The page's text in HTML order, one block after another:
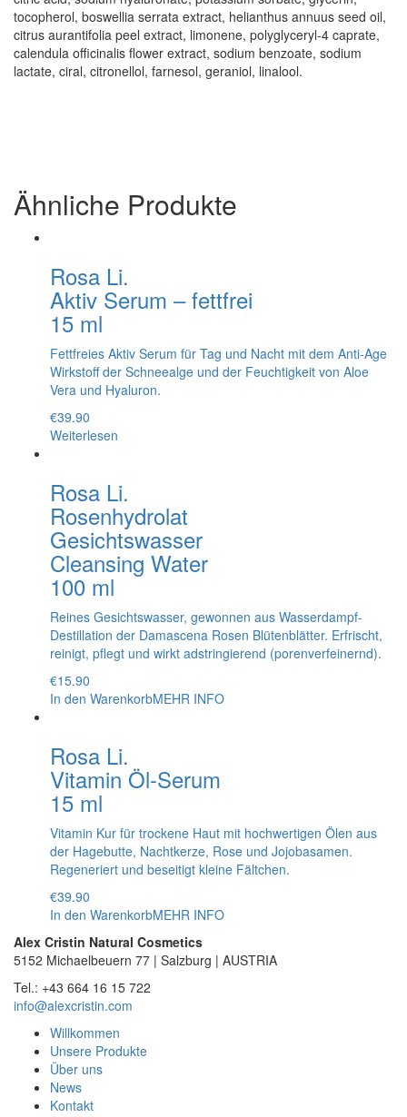
tocopherol, boswellia serrata extract, helianthus annuus seed oil,
citrus aurantifolia peel extract, limonene, polyglyceryl-4 caprate,
calendula officinalis flower extract, sodium benzoate, sodium
lactate, ciral, citronellol, farnesol, geraniol, linalool.
Ähnliche Produkte
Rosa Li.
Aktiv Serum – fettfrei
15 ml
Fettfreies Aktiv Serum für Tag und Nacht mit dem Anti-Age
Wirkstoff der Schneealge und der Feuchtigkeit von Aloe
Vera und Hyaluron.
€39.90
Weiterlesen
Rosa Li.
Rosenhydrolat
Gesichtswasser
Cleansing Water
100 ml
Reines Gesichtswasser, gewonnen aus Wasserdampf-
Destillation der Damascena Rosen Blütenblätter. Erfrischt,
reinigt, pflegt und wirkt adstringierend (porenverfeinernd).
€15.90
In den WarenkorbMEHR INFO
Rosa Li.
Vitamin Öl-Serum
15 ml
Vitamin Kur für trockene Haut mit hochwertigen Ölen aus
der Hagebutte, Nachtkerze, Rose und Jojobasamen.
Regeneriert und beseitigt kleine Fältchen.
€39.90
In den WarenkorbMEHR INFO
Alex Cristin Natural Cosmetics
5152 Michaelbeuern 77 | Salzburg | AUSTRIA
Tel.: +43 664 16 15 722
info@alexcristin.com
Willkommen
Unsere Produkte
Über uns
News
Kontakt